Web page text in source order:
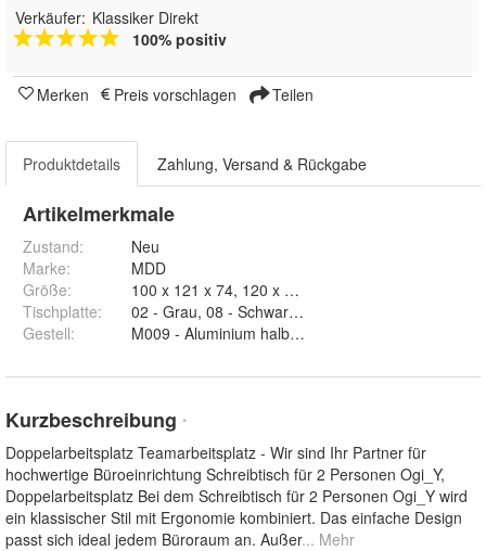
Verkäufer: Klassiker Direkt
100% positiv
Merken Preis vorschlagen Teilen
Produktdetails Zahlung, Versand & Rückgabe
Artikelmerkmale
Zustand:
Neu
Marke:
MDD
Größe:
100 x 121 x 74, 120 x 121 x 74, 140 x 121 x 74,
Tischplatte:
02 - Grau, 08 - Schwarz, 26 - Aluminium Satinato,
Gestell:
Kurzbeschreibung *
Doppelarbeitsplatz Teamarbeitsplatz - Wir sind Ihr Partner für
hochwertige Büroeinrichtung Schreibtisch für 2 Personen Ogi_Y,
Doppelarbeitsplatz Bei dem Schreibtisch für 2 Personen Ogi_Y wird
ein klassischer Stil mit Ergonomie kombiniert. Das einfache Design
passt sich ideal jedem Büroraum an. Außer... Mehr